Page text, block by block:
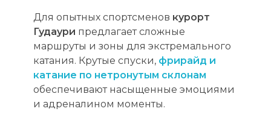
Для опытных спортсменов курорт
Гудаури предлагает сложные
маршруты и зоны для экстремального
катания. Крутые спуски, фрирайд и
катание по нетронутым склонам
обеспечивают насыщенные эмоциями
и адреналином моменты.